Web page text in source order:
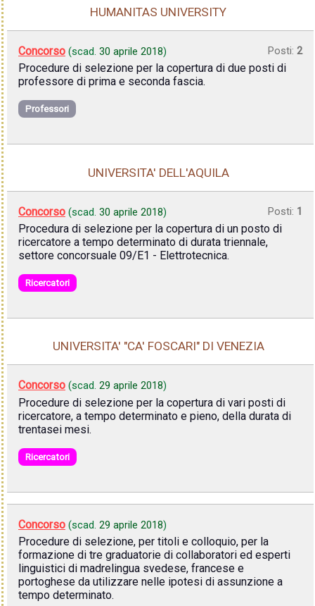
HUMANITAS UNIVERSITY
Concorso (scad. 30 aprile 2018) Posti: 2
Procedure di selezione per la copertura di due posti di
professore di prima e seconda fascia.
Professori
UNIVERSITA' DELL'AQUILA
Concorso (scad. 30 aprile 2018) Posti: 1
Procedura di selezione per la copertura di un posto di
ricercatore a tempo determinato di durata triennale,
settore concorsuale 09/E1 - Elettrotecnica.
Ricercatori
UNIVERSITA' "CA' FOSCARI" DI VENEZIA
Concorso (scad. 29 aprile 2018)
Procedure di selezione per la copertura di vari posti di
ricercatore, a tempo determinato e pieno, della durata di
trentasei mesi.
Ricercatori
Concorso (scad. 29 aprile 2018)
Procedure di selezione, per titoli e colloquio, per la
formazione di tre graduatorie di collaboratori ed esperti
linguistici di madrelingua svedese, francese e
portoghese da utilizzare nelle ipotesi di assunzione a
tempo determinato.